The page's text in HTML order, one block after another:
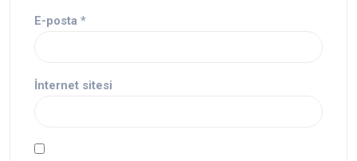
E-posta *
İnternet sitesi